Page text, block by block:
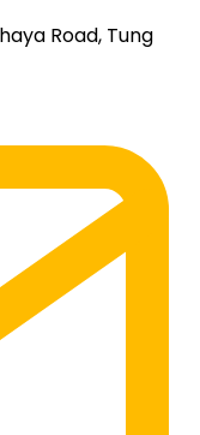
Road, Tung